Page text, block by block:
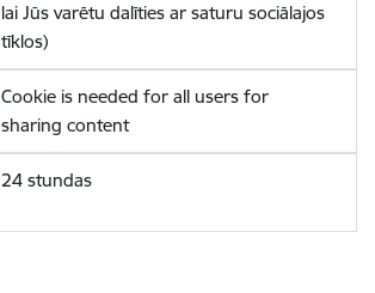
lai Jūs varētu dalīties ar saturu sociālajos
tīklos)
Cookie is needed for all users for
sharing content
24 stundas